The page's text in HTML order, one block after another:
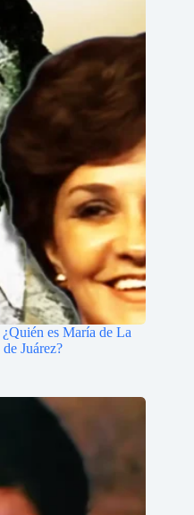
es María de La
Juárez?